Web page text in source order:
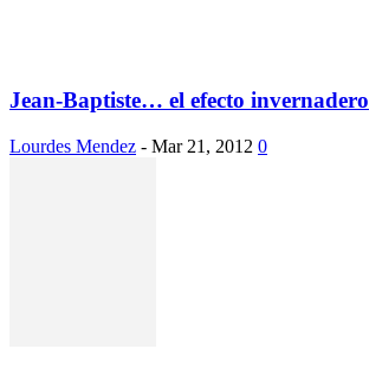
Jean-Baptiste… el efecto invernadero
Lourdes Mendez - Mar 21, 2012 0